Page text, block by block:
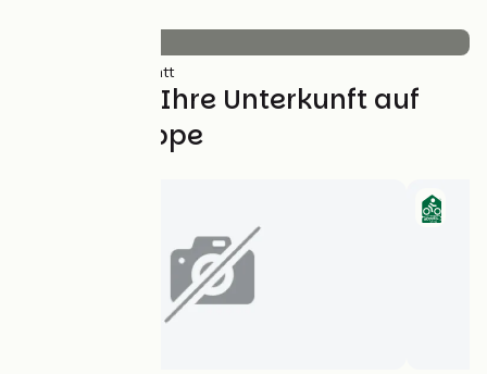
(100%) Glatt
Finden Sie Ihre Unterkunft auf
dieser Etappe